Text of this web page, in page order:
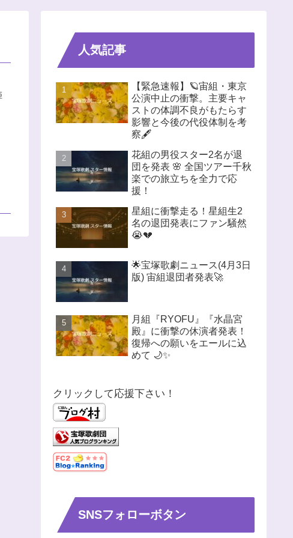
人気記事
【緊急速報】🪐宙組・東京
公演中止の衝撃。主要キャ
ストの体調不良がもたらす
影響と今後の代役体制を考
察🖋️
花組の男役スター2名が退
団を発表 🌸 全国ツアー千秋
楽での旅立ちを全力で応
援！
星組に衝撃走る！星組生2
名の退団発表にファン騒然
😭💔
🌟宝塚歌劇ニュース(4月3日
版) 宙組退団者発表🚀
月組『RYOFU』『水晶宮
殿』に衝撃の休演者発表！
復帰への願いをエールに込
めて 🌙✨
クリックして応援下さい！
SNSフォローボタン